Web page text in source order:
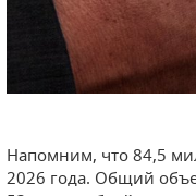
Напомним, что 84,5
2026 года. Общий